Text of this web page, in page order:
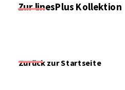
Zur linesPlus Kollektion
Zurück zur Startseite